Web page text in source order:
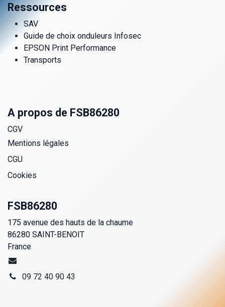
Ressources
SAV
Guide de choix onduleurs Infosec
EPSON Print Performance
Transports
A propos de FSB86280
CGV
Mentions légales
CGU
Cookies
FSB86280
175 avenue des hauts de la chaume
86280 SAINT-BENOIT
France
09 72 40 90 43